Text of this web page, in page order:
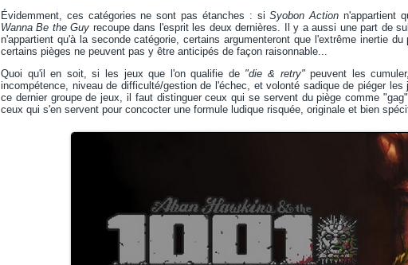
Évidemment, ces catégories ne sont pas étanches : siSyobon Action n'appartient
Wanna Be the Guy recoupe dans l'esprit les deux dernières. Il y a aussi une part de
n'appartient qu'à la seconde catégorie, certains argumenteront que l'extrême inertie
certains pièges ne peuvent pas y être anticipés de façon raisonnable...
Quoi qu'il en soit, si les jeux que l'on qualifie de "die & retry"peuvent les
incompétence, niveau de difficulté/gestion de l'échec, et volonté sadique de piéger
ce dernier groupe de jeux, il faut distinguer ceux qui se servent du piège comme
ceux qui s'en servent pour concocter une formule ludique risquée, originale et bien